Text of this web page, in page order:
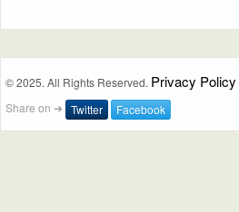
© 2025. All Rights Reserved. Privacy Policy
Share on ➔ Twitter Facebook